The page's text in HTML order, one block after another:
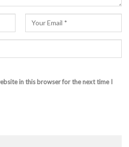
in this browser for the next time I